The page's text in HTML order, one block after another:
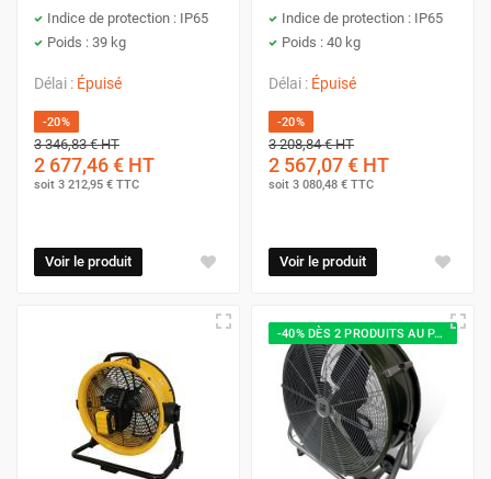
Indice de protection : IP65
Poids : 39 kg
Délai : Épuisé
-20%
3 346,83 €HT
2 677,46 € HT
soit 3 212,95 € TTC
Voir le produit
Indice de protection : IP65
Poids : 40 kg
Délai : Épuisé
-20%
3 208,84 €HT
2 567,07 € HT
soit 3 080,48 € TTC
Voir le produit
-40% DÈS 2 PRODUITS AU PANIER